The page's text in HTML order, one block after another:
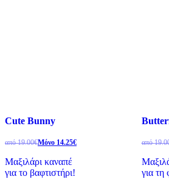
Cute Bunny
από 19.00€Μόνο 14.25€
Μαξιλάρι καναπέ
για το βαφτιστήρι!
από
για τη